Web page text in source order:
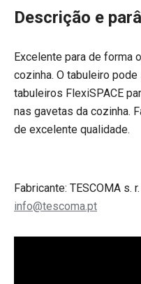
Descrição e
Excelente para de forma
cozinha. O tabuleiro
tabuleiros FlexiSPACE
nas gavetas da cozinha.
de excelente qualidade.
Fabricante: TESCOMA s.
info@tescoma.pt